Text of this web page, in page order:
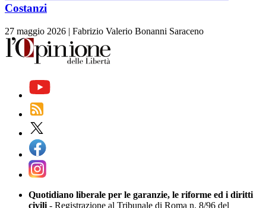
Costanzi
27 maggio 2026 | Fabrizio Valerio Bonanni Saraceno
Quotidiano liberale per le garanzie, le riforme ed i diritti
civili - Registrazione al Tribunale di Roma n. 8/96 del